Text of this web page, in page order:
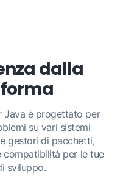
dalla
Java è progettato per
su vari sistemi
gestori di pacchetti,
compatibilità per le tue
sviluppo.